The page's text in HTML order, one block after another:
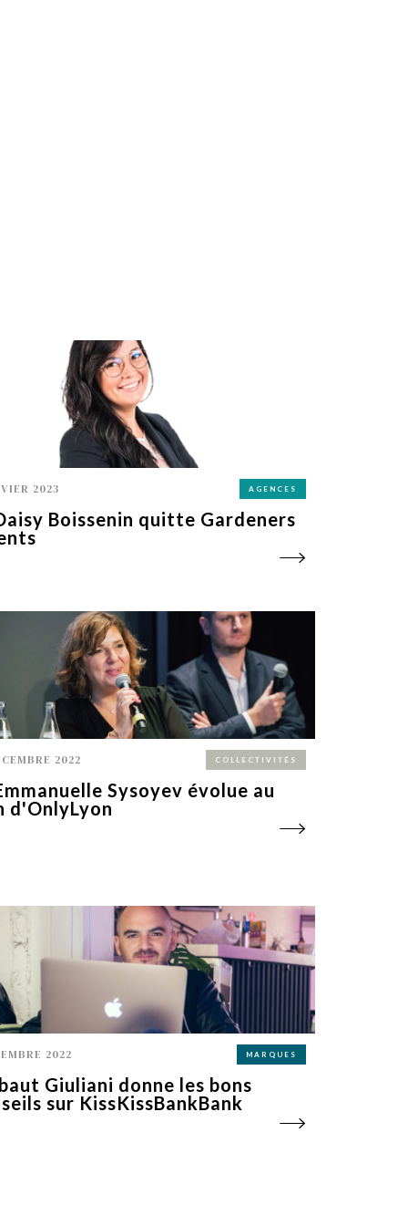
2023 AGENCES
Boissenin quitte Gardeners
2022 COLLECTIVITÉS
Sysoyev évolue au
d'OnlyLyon
2022 MARQUES
Giuliani donne les bons
sur KissKissBankBank